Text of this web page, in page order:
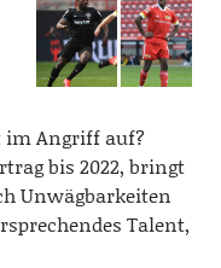
Angriff auf?
bis 2022, bringt
Unwägbarkeiten
Talent,